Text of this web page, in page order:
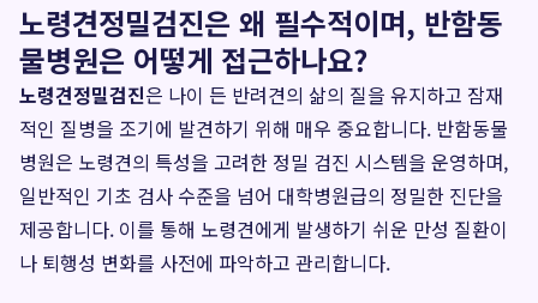
노령견정밀검진은 왜 필수적이며, 반함동
물병원은 어떻게 접근하나요?
노령견정밀검진은 나이 든 반려견의 삶의 질을 유지하고 잠재
적인 질병을 조기에 발견하기 위해 매우 중요합니다. 반함동물
병원은 노령견의 특성을 고려한 정밀 검진 시스템을 운영하며,
일반적인 기초 검사 수준을 넘어 대학병원급의 정밀한 진단을
제공합니다. 이를 통해 노령견에게 발생하기 쉬운 만성 질환이
나 퇴행성 변화를 사전에 파악하고 관리합니다.